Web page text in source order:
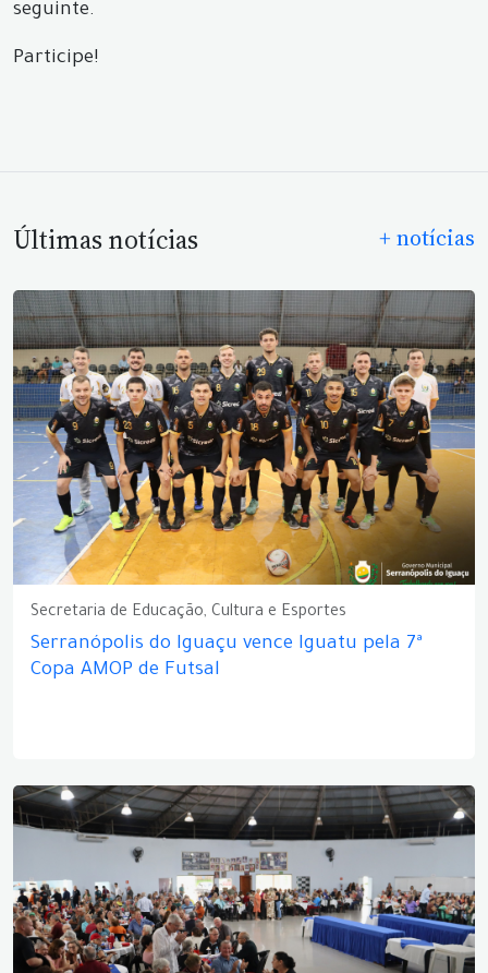
seguinte.
Participe!
Últimas notícias + notícias
Secretaria de Educação, Cultura e Esportes
Serranópolis do Iguaçu vence Iguatu pela 7ª
Copa AMOP de Futsal